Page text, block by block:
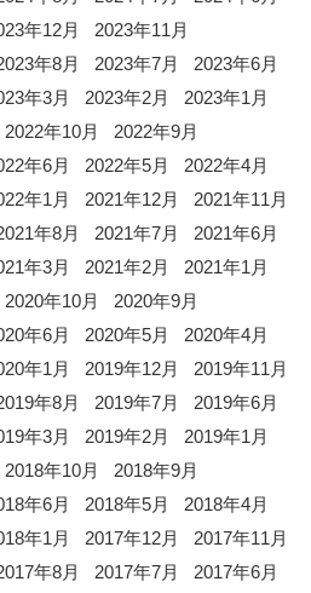
年12月
2023年11月
年8月 2023年7月
2023年6月
年3月 2023年2月
2023年1月
2022年10月
2022年9月
年6月 2022年5月
2022年4月
年1月 2021年12月
2021年11月
年8月 2021年7月
2021年6月
年3月 2021年2月
2021年1月
2020年10月
2020年9月
年6月 2020年5月
2020年4月
年1月 2019年12月
2019年11月
年8月 2019年7月
2019年6月
年3月 2019年2月
2019年1月
2018年10月
2018年9月
年6月 2018年5月
2018年4月
年1月 2017年12月
2017年11月
年8月 2017年7月
2017年6月